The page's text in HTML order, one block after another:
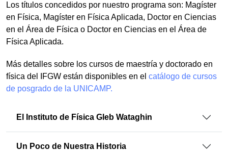
Los títulos concedidos por nuestro programa son: Magíster
en Física, Magíster en Física Aplicada, Doctor en Ciencias
en el Área de Física o Doctor en Ciencias en el Área de
Física Aplicada.
Más detalles sobre los cursos de maestría y doctorado en
física del IFGW están disponibles en el catálogo de cursos
de posgrado de la UNICAMP.
El Instituto de Física Gleb Wataghin
Un Poco de Nuestra Historia